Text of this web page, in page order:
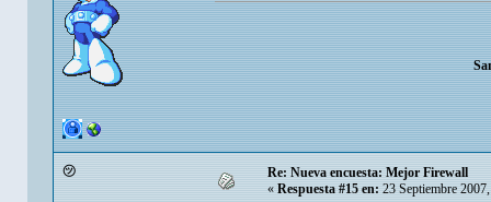
㋡
Re: Nueva encuesta: Mejor Firewall
« Respuesta #15 en: 23 Septiembre